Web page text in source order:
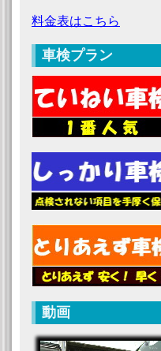
料金表はこちら
車検プラン
動画